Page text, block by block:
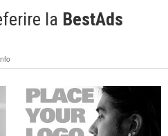
la BestAds